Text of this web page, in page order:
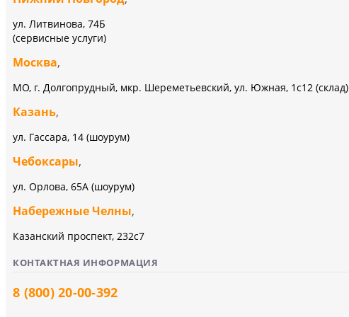
ул. Литвинова, 74Б
(сервисные услуги)
Москва,
МО, г. Долгопрудный, мкр. Шереметьевский, ул. Южная, 1с12 (склад)
Казань,
ул. Гассара, 14 (шоурум)
Чебоксары,
ул. Орлова, 65А (шоурум)
Набережные Челны,
Казанский проспект, 232c7
КОНТАКТНАЯ ИНФОРМАЦИЯ
8 (800) 20-00-392